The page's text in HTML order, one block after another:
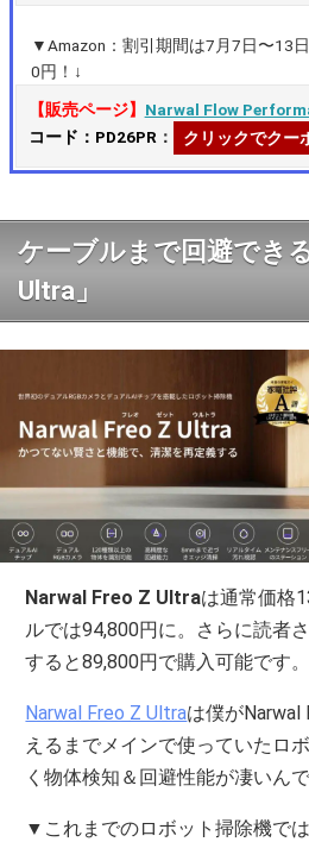
▼Amazon：割引期間は7月7日〜13
0円！↓
【販売ページ】 Narwal Flow
コード：PD26PR ： クリックでクー
ケーブルまで回避でき
Ultra」
Narwal Freo Z Ultraは通常価格
ルでは94,800円に。さらに読者
すると89,800円で購入可能です。
Narwal Freo Z Ultraは僕がNarwal
えるまでメインで使っていたロ
く物体検知＆回避性能が凄いんで
▼これまでのロボット掃除機で